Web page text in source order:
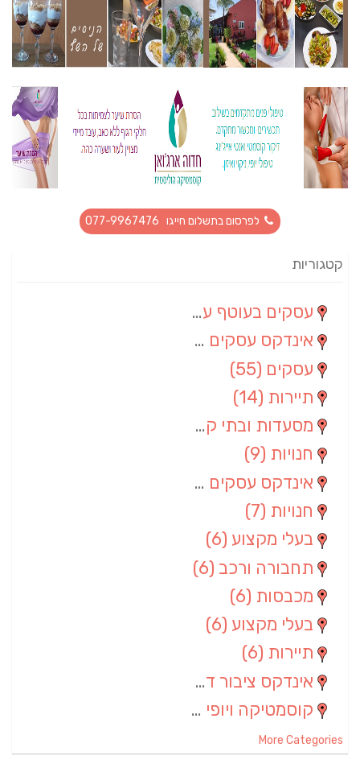
לפרסום בתשלום חייגו 077-9967476
קטגוריות
עסקים בעוטף עזה
אינדקס עסקים מרחבי
עסקים (55)
תיירות (14)
מסעדות ובתי קפה
חנויות (9)
אינדקס עסקים ארצי
חנויות (7)
בעלי מקצוע (6)
תחבורה ורכב (6)
מכבסות (6)
בעלי מקצוע (6)
תיירות (6)
אינדקס ציבור דתי
קוסמטיקה ויופי (4)
More Categories